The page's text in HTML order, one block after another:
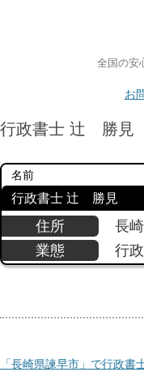
全国の安
お
行政書士 辻 勝見
名前
行政書士 辻 勝見
住所
長
業態
行
「長崎県諫早市」で行政書